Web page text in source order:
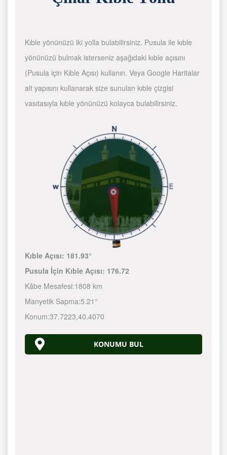
Kıble yönünüzü iki yolla bulabilirsiniz. Pusula ile kıble
yönünüzü bulmak isterseniz aşağıdaki kıble açısını
(Pusula için Kıble Açısı) kullanın. Veya Google Haritalar
alt yapısını kullanarak size sunulan kıble çizgisi
vasıtasıyla kıble yönünüzü kolayca bulabilirsiniz.
Kıble Açısı: 181.93°
Pusula İçin Kıble Açısı: 176.72
Kâbe Mesafesi:1808 km
Manyetik Sapma:5.21°
Konum:37.7223,40.4070
KONUMU BUL